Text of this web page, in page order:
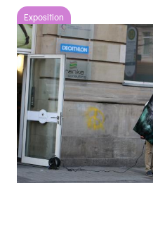
Exposition